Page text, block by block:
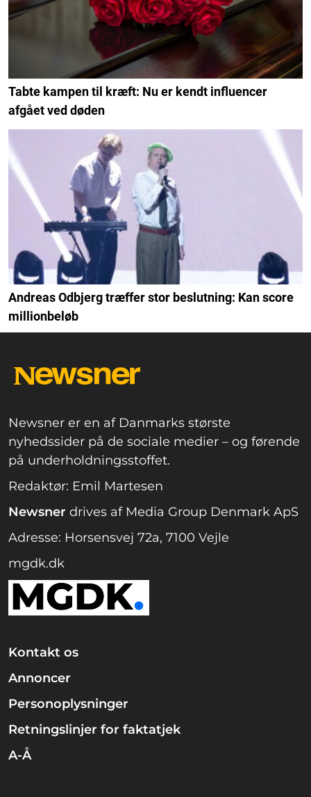
Tabte kampen til kræft: Nu er kendt influencer
afgået ved døden
Andreas Odbjerg træffer stor beslutning: Kan score
millionbeløb
Newsner er en af Danmarks største
nyhedssider på de sociale medier – og førende
på underholdningsstoffet.
Redaktør: Emil Martesen
Newsner drives af Media Group Denmark ApS
Adresse: Horsensvej 72a, 7100 Vejle
mgdk.dk
Kontakt os
Annoncer
Personoplysninger
Retningslinjer for faktatjek
A-Å